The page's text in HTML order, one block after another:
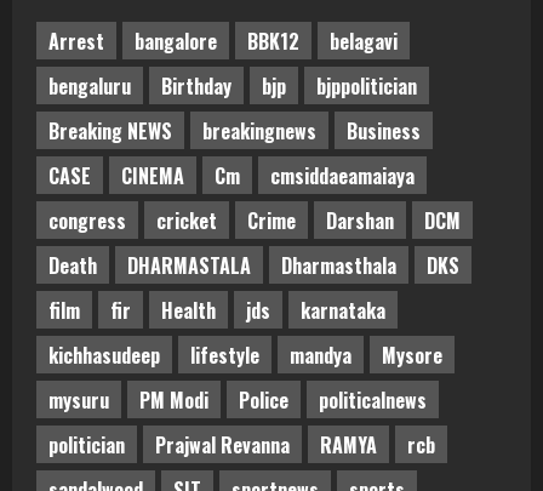
Arrest bangalore BBK12
belagavi
bengaluru
Birthday bjp
bjppolitician
Breaking NEWS
breakingnews
Business
CASE
CINEMA Cm
cmsiddaeamaiaya
congress
cricket Crime Darshan
DCM
Death
DHARMASTALA Dharmasthala
DKS
film
fir Health jds
karnataka
kichhasudeep
lifestyle mandya
Mysore
mysuru
PM Modi Police
politicalnews
politician
Prajwal Revanna RAMYA
rcb